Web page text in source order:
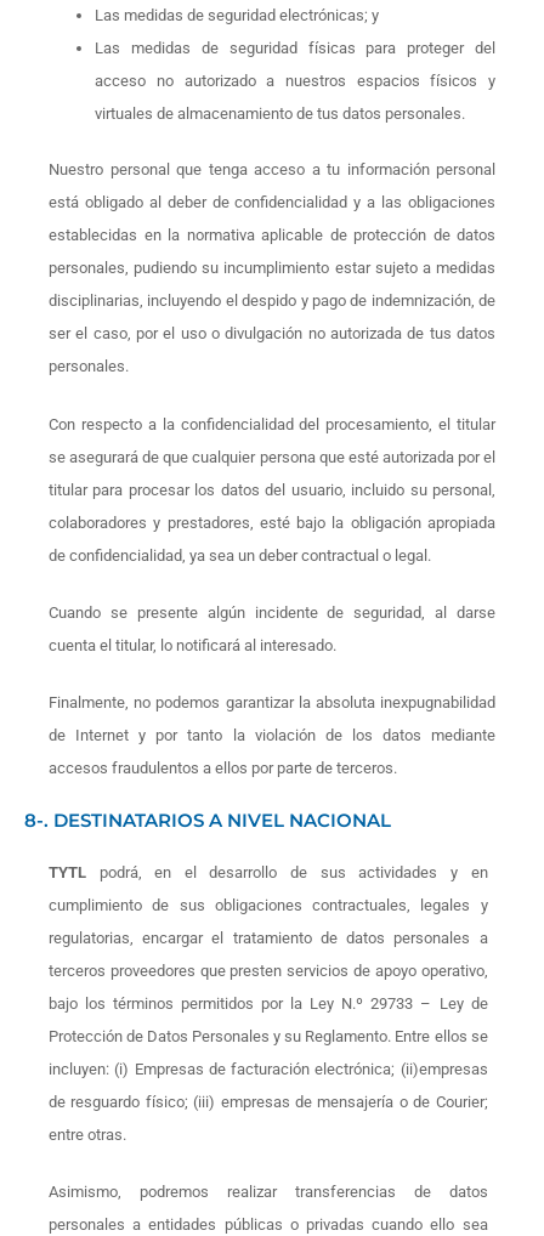
Las medidas de seguridad electrónicas; y
Las medidas de seguridad físicas para proteger del
acceso no autorizado a nuestros espacios físicos y
virtuales de almacenamiento de tus datos personales.
Nuestro personal que tenga acceso a tu información personal
está obligado al deber de confidencialidad y a las obligaciones
establecidas en la normativa aplicable de protección de datos
personales, pudiendo su incumplimiento estar sujeto a medidas
disciplinarias, incluyendo el despido y pago de indemnización, de
ser el caso, por el uso o divulgación no autorizada de tus datos
personales.
Con respecto a la confidencialidad del procesamiento, el titular
se asegurará de que cualquier persona que esté autorizada por el
titular para procesar los datos del usuario, incluido su personal,
colaboradores y prestadores, esté bajo la obligación apropiada
de confidencialidad, ya sea un deber contractual o legal.
Cuando se presente algún incidente de seguridad, al darse
cuenta el titular, lo notificará al interesado.
Finalmente, no podemos garantizar la absoluta inexpugnabilidad
de Internet y por tanto la violación de los datos mediante
accesos fraudulentos a ellos por parte de terceros.
8-. DESTINATARIOS A NIVEL NACIONAL
TYTL podrá, en el desarrollo de sus actividades y en
cumplimiento de sus obligaciones contractuales, legales y
regulatorias, encargar el tratamiento de datos personales a
terceros proveedores que presten servicios de apoyo operativo,
bajo los términos permitidos por la Ley N.º 29733 – Ley de
Protección de Datos Personales y su Reglamento. Entre ellos se
incluyen: (i) Empresas de facturación electrónica; (ii)empresas
de resguardo físico; (iii) empresas de mensajería o de Courier;
entre otras.
Asimismo, podremos realizar transferencias de datos
personales a entidades públicas o privadas cuando ello sea